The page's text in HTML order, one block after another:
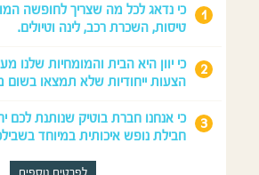
כי נדאג לכל מה שצריך לחופשה
טיסות, השכרת רכב, לינה וטיולים.
הצעות ייחודיות שלא תמצאו בשום
כי אנחנו חברת בוטיק שנותנת לכם
חבילת נופש איכותית במיוחד
לפרטים נוספים